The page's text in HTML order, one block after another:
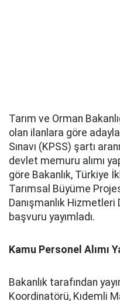
Tarım ve Orman
olan ilanlara göre
Sınavı (KPSS) şartı
devlet memuru alımı
göre Bakanlık, Türkiye
Tarımsal Büyüme
Danışmanlık
başvuru yayımladı.
Kamu Personel Alımı
Bakanlık tarafından
Koordinatörü, Kıdemli